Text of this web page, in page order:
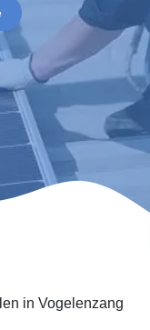
in Vogelenzang